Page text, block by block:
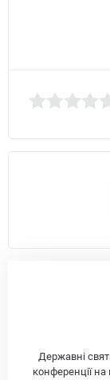
Державні
конференції на